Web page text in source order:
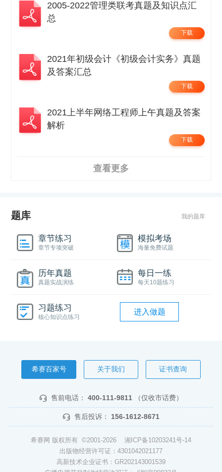
2005-2022管理类联考真题及知识点汇
总
下载
2021年初级会计《初级会计实务》真题
及答案汇总
下载
2021上半年网络工程师上午真题及答案
解析
下载
查看更多
题库 我的题库
章节练习
章节专项突破
模拟考场
海量免费试题
历年真题
真题实战演练
每日一练
每天10题练习
习题练习
核心知识点练习
进入做题
希赛百家号 关于我们 证书查询
售前电话： 400-111-9811 （仅收市话费）
售后投诉： 156-1612-8671
希赛网 版权所有 ©2001-2026 湘ICP备10203241号-14
出版物经营许可证：4301042021177
高新技术企业证书：GR202143001539